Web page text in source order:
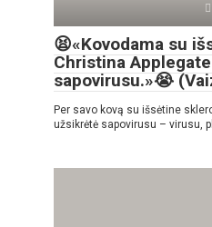
😫«Kovodama su
Christina
sapovirusu.»😭
Per savo kovą su išsėtine
užsikrėtė sapovirusu – virusu,